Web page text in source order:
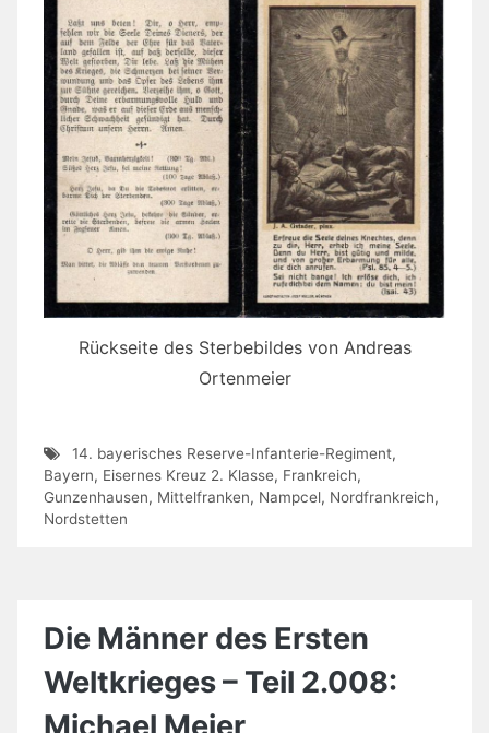
Rückseite des Sterbebildes von Andreas
Ortenmeier
14. bayerisches Reserve-Infanterie-Regiment,
Bayern, Eisernes Kreuz 2. Klasse, Frankreich,
Gunzenhausen, Mittelfranken, Nampcel, Nordfrankreich,
Nordstetten
Die Männer des Ersten
Weltkrieges – Teil 2.008:
Michael Meier